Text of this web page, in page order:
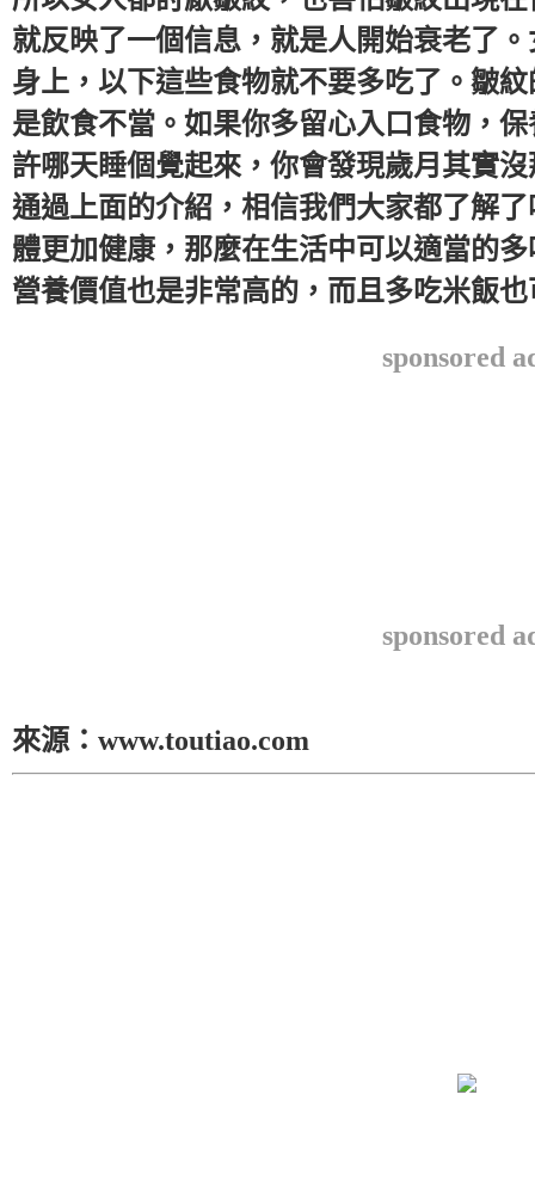
就反映了一個信息，就是人開始衰老了
身上，以下這些食物就不要多吃了。皺
是飲食不當。如果你多留心入口食物，
許哪天睡個覺起來，你會發現歲月其實
通過上面的介紹，相信我們大家都了解
體更加健康，那麼在生活中可以適當的
營養價值也是非常高的，而且多吃米飯
sponsored
sponsored
來源：www.toutiao.com